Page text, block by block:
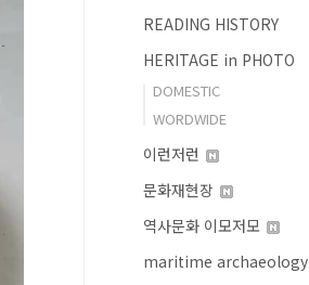
READING HISTORY
HERITAGE in PHOTO
DOMESTIC
WORDWIDE
이런저런
문화재현장
역사문화 이모저모
maritime archaeology